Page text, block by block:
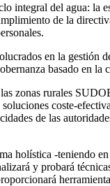
integral del agua:
de la
en la
basado en
zonas rurales
coste-
de las
-teniendo
y probará